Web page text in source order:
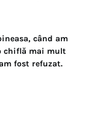
când am
chiflă mai mult
fost refuzat.